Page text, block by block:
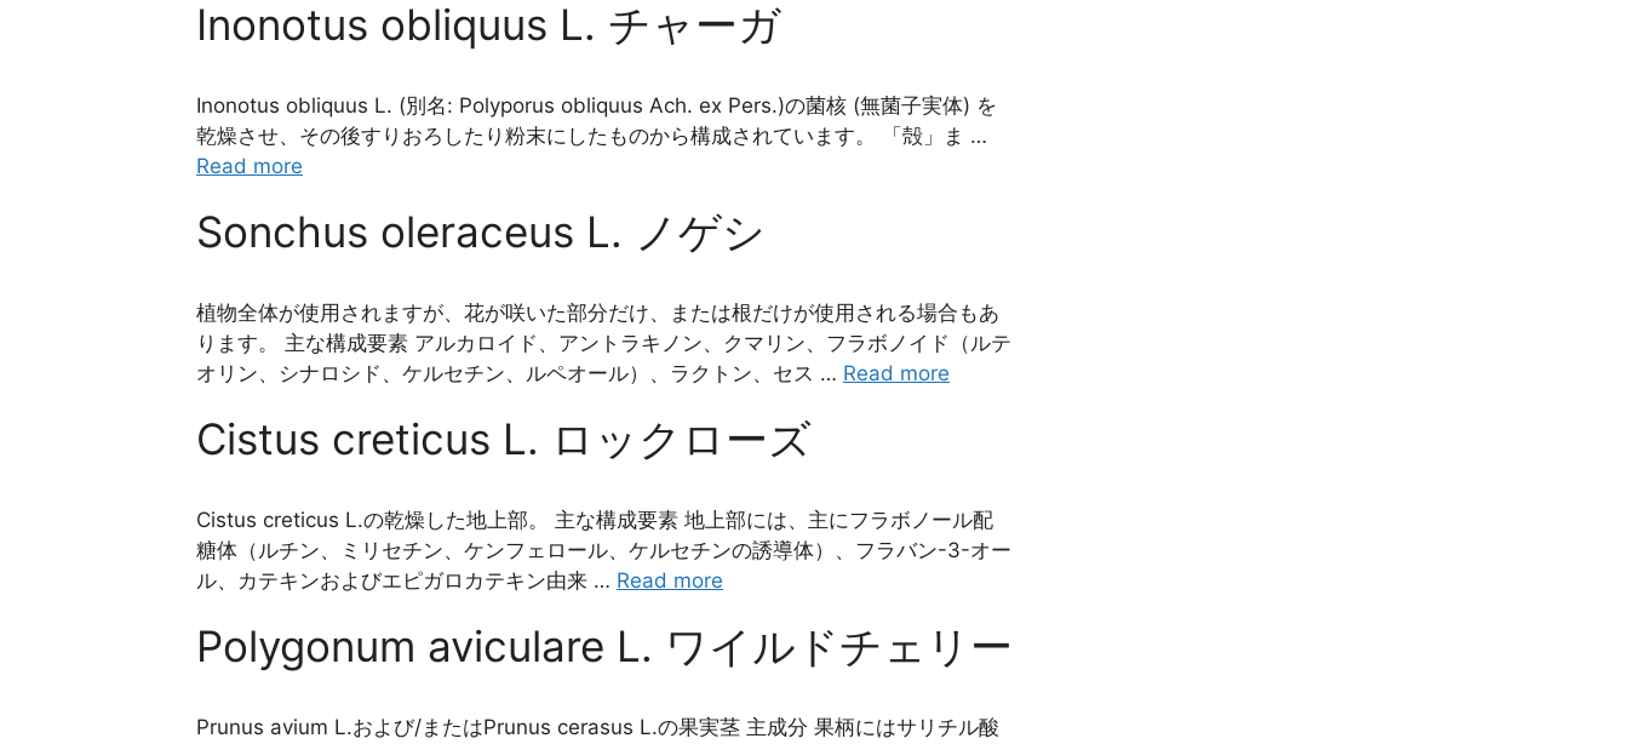
Inonotus obliquus L. チャーガ
Inonotus obliquus L. (別名: Polyporus obliquus Ach. ex Pers.)の菌核 (無菌子実体) を
乾燥させ、その後すりおろしたり粉末にしたものから構成されています。 「殻」ま …
Read more
Sonchus oleraceus L. ノゲシ
植物全体が使用されますが、花が咲いた部分だけ、または根だけが使用される場合もあ
ります。 主な構成要素 アルカロイド、アントラキノン、クマリン、フラボノイド（ルテ
オリン、シナロシド、ケルセチン、ルペオール）、ラクトン、セス … Read more
Cistus creticus L. ロックローズ
Cistus creticus L.の乾燥した地上部。 主な構成要素 地上部には、主にフラボノール配
糖体（ルチン、ミリセチン、ケンフェロール、ケルセチンの誘導体）、フラバン-3-オー
ル、カテキンおよびエピガロカテキン由来 … Read more
Polygonum aviculare L. ワイルドチェリー
Prunus avium L.および/またはPrunus cerasus L.の果実茎 主成分 果柄にはサリチル酸